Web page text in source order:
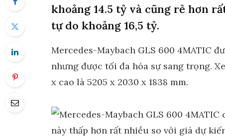
khoảng 14.5 tỷ và cũng rẻ hơn
tự do khoảng 16,5 tỷ.
Mercedes-Maybach GLS 600 4MATIC
nhưng được tối đa hóa sự sang trọng.
x cao là 5205 x 2030 x 1838 mm.